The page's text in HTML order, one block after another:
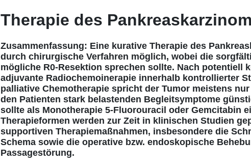
Therapie des
Zusammenfassung: Eine kurative Therapie des
durch chirurgische Verfahren möglich, wobei die
mögliche R0-Resektion sprechen sollte. Nach potentiell
adjuvante Radiochemoinerapie innerhalb kontrollierter
palliative Chemotherapie spricht der Tumor meistens
den Patienten stark belastenden Begleitsymptome
sollte als Monotherapie 5-Fluorouracil oder Gemcitabin
Therapieformen werden zur Zeit in klinischen Studien
supportiven Therapiemaßnahmen, insbesondere die
Schema sowie die operative bzw. endoskopische
Passagestörung.